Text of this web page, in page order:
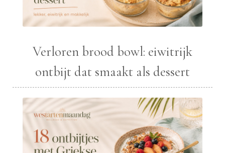
Verloren brood bowl: eiwitrijk
ontbijt dat smaakt als dessert